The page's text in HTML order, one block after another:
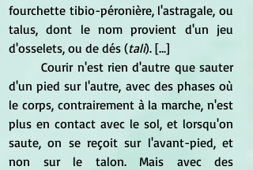
fourchette tibio-péronière, l'astragale, ou
talus, dont le nom provient d'un jeu
d'osselets, ou de dés (tali). [...]
	Courir n'est rien d'autre que sauter
d'un pied sur l'autre, avec des phases où
le corps, contrairement à la marche, n'est
plus en contact avec le sol, et lorsqu'on
saute, on se reçoit sur l'avant-pied, et
non sur le talon. Mais avec des